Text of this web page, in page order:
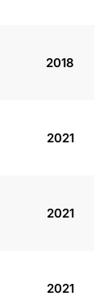
2018
2021
2021
2021